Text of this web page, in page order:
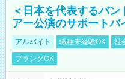
＜日本を代表するバ
アー公演のサポートバ
アルバイト 職種未経験OK 社
ブランクOK